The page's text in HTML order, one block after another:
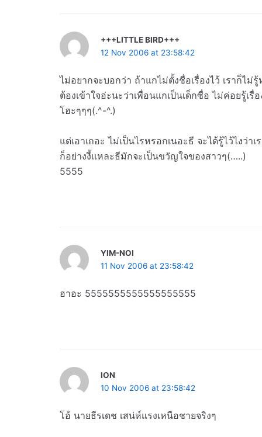
+++LITTLE BIRD+++
12 Nov 2006 at 23:58:42
ไม่อยากจะบอกว่า ถ้าแกไม่ตั้งชื่อเรื่องไว้ เราก็ไม่
ต้องเข้าใจอ่ะนะว่าเพื่อนแกเป็นเด็กซื่อ ไม่ค่อยรู้เรื่
โฮะๆๆๆ(.^-^.)
แต่เอาเถอะ ไม่เป็นไรหรอกเนอะธี จะได้รู้ไว้ไงว่าเ
ก็อย่างงี้แหละธีมักจะเป็นขวัญใจของสาวๆ(…..)
5555
YIM-NOI
11 Nov 2006 at 23:58:42
ฮาอะ 5555555555555555555
ION
10 Nov 2006 at 23:58:42
โอ้ นายธีรเดช เสน่ห์แรงเหนือชายจริงๆ